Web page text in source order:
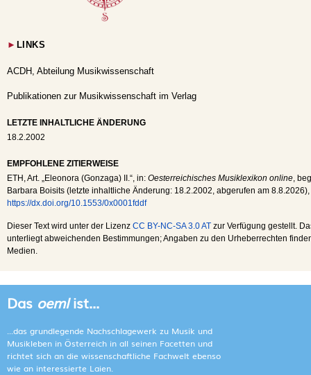
► LINKS
ACDH, Abteilung Musikwissenschaft
Publikationen zur Musikwissenschaft im Verlag
LETZTE INHALTLICHE ÄNDERUNG
18.2.2002
EMPFOHLENE ZITIERWEISE
ETH , Art. „Eleonora (Gonzaga) II.“, in: Oesterreichisches Musiklexikon online ,
Barbara Boisits (letzte inhaltliche Änderung: 18.2.2002 , abgerufen am 8.8.2026),
https://dx.doi.org/10.1553/0x0001fddf
Dieser Text wird unter der Lizenz CC BY-NC-SA 3.0 AT zur Verfügung gestellt.
unterliegt abweichenden Bestimmungen; Angaben zu den Urheberrechten
Medien.
Das oemlist...
...das grundlegende Nachschlagewerk zu Musik und
Musikleben in Österreich in all seinen Facetten und
richtet sich an die wissenschaftliche Fachwelt ebenso
wie an interessierte Laien.